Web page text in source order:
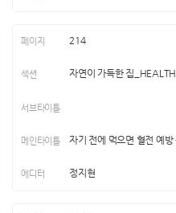
214
자연이 가득한 집
자기 전에 먹으면 혈전 예
정지현